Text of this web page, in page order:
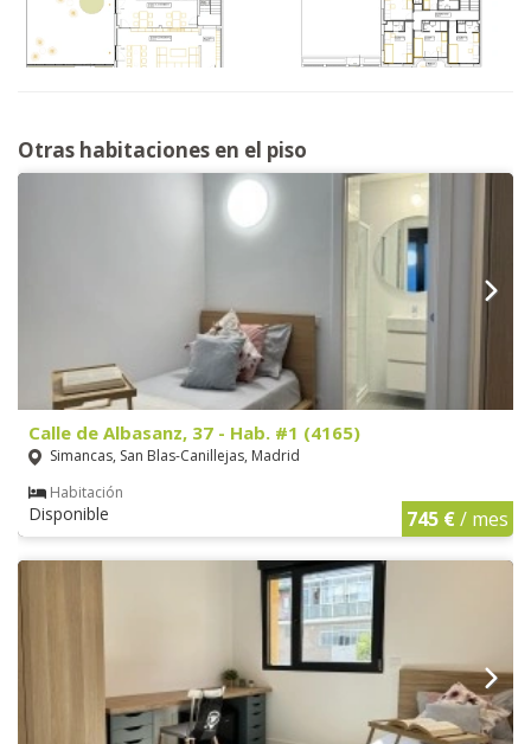
Otras habitaciones en el piso
Calle de Albasanz, 37 - Hab. #1 (4165)
Simancas, San Blas-Canillejas, Madrid
Habitación
Disponible 745 €/ mes